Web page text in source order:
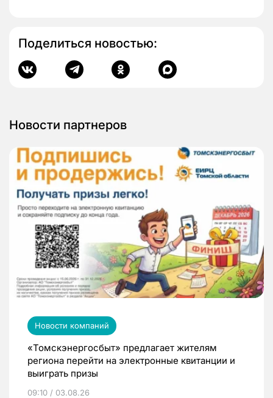
Поделиться новостью:
Новости партнеров
Новости компаний
«Томскэнергосбыт» предлагает жителям
региона перейти на электронные квитанции и
выиграть призы
09:10 / 03.08.26